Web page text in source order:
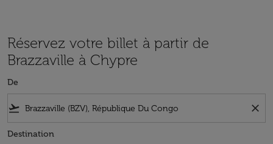
Réservez votre billet à partir de
Brazzaville à Chypre
De
flight_takeoff close
Destination